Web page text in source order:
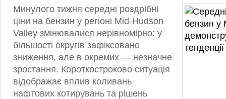
Минулого тижня середні роздрібні
ціни на бензин у регіоні Mid-Hudson
Valley змінювалися нерівномірно: у
більшості округів зафіксовано
зниження, але в окремих — незначне
зростання. Короткостроково ситуація
відображає вплив коливань
нафтових котирувань та рішень